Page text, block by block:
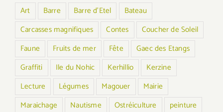
Art Barre Barre d'Etel
Bateau
Carcasses magnifiques
Contes
Coucher de Soleil
Faune
Fruits de mer Fête
Gaec des Etangs
Graffiti
Ile du Nohic Kerhillio
Kerzine
Lecture
Légumes Magouer
Mairie
Maraichage
Nautisme Ostréiculture
peinture